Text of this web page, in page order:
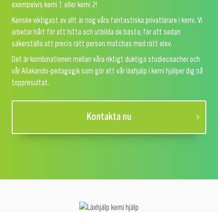
exempelvis kemi 1 eller kemi 2!
Kanske viktigast av allt är nog våra fantastiska privatlärare i kemi. Vi
arbetar hårt för att hitta och utbilda de bästa, för att sedan
säkerställa att precis rätt person matchas med rätt elev.
Det är kombinationen mellan våra riktigt duktiga studiecoacher och
vår Allakando-pedagogik som gör att vår läxhjälp i kemi hjälper dig nå
toppresultat.
Kontakta nu